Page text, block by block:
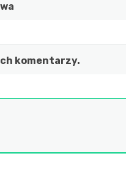
komentarzy.